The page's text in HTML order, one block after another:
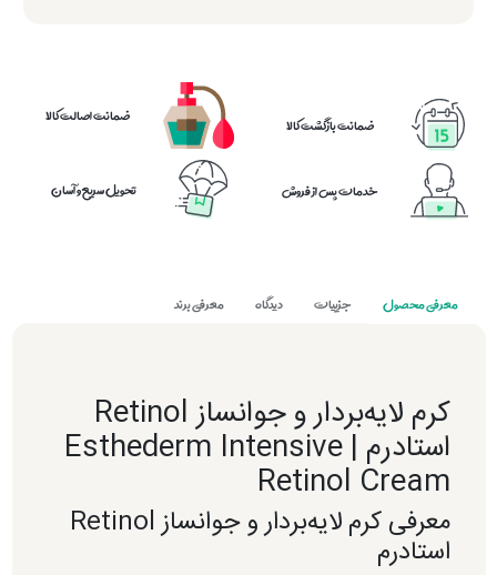
ضمانت بازگشت کالا ضمانت اصالت کالا
خدمات پس از فروش تحویل سریع و آسان
معرفی محصول جزییات دیدگاه معرفی برند
کرم لایه‌بردار و جوانساز Retinol
استادرم | Esthederm Intensive
Retinol Cream
معرفی کرم لایه‌بردار و جوانساز Retinol
استادرم